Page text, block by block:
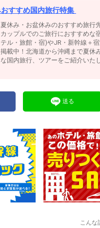
すすめ国内旅行特集
夏休み・お盆休みのおすすめ旅行
カップルでのご旅行におすすめな
テル・旅館・宿)やJR・新幹線＋
掲載中！北海道から沖縄まで夏休
な国内旅行、ツアーをご紹介いた
送る
こんな